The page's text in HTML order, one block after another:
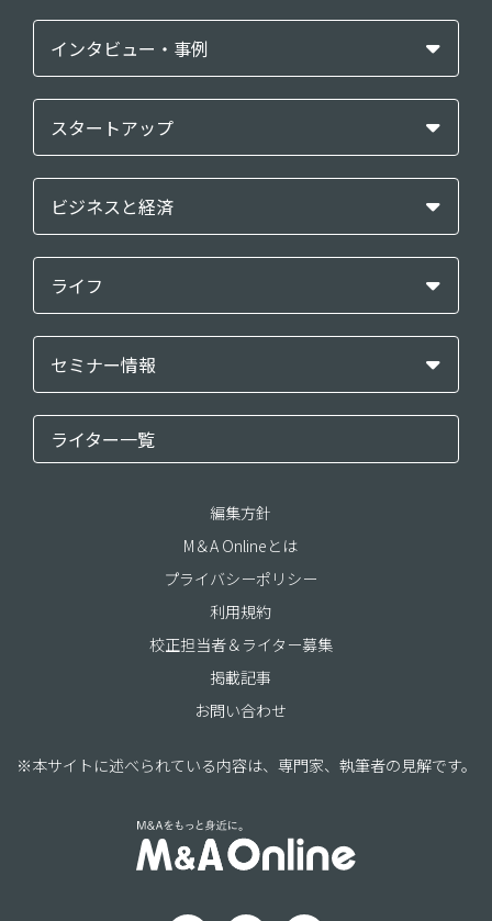
インタビュー・事例
スタートアップ
ビジネスと経済
ライフ
セミナー情報
ライター一覧
編集方針
M＆A Onlineとは
プライバシーポリシー
利用規約
校正担当者＆ライター募集
掲載記事
お問い合わせ
※本サイトに述べられている内容は、専門家、執筆者の見解です。